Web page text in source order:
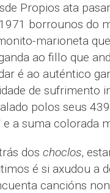
Propios ata
borrounos do
marioneta
ao fillo que
é ao auténtico
de sufrimento
polos seus
e a suma colorada
dos choclos,
é si axudou a
cancións